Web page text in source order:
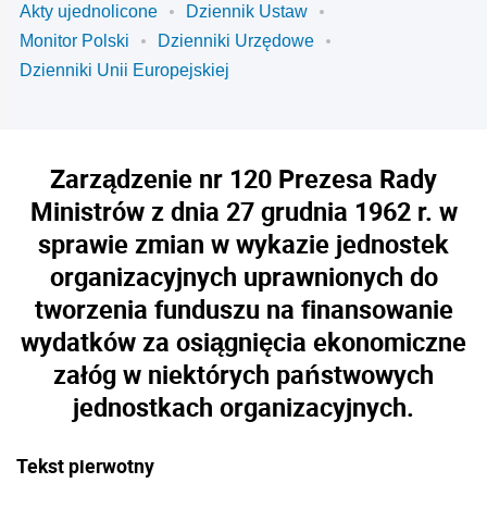
Akty ujednolicone
Dziennik Ustaw
Monitor Polski
Dzienniki Urzędowe
Dzienniki Unii Europejskiej
Zarządzenie nr 120 Prezesa Rady
Ministrów z dnia 27 grudnia 1962 r. w
sprawie zmian w wykazie jednostek
organizacyjnych uprawnionych do
tworzenia funduszu na finansowanie
wydatków za osiągnięcia ekonomiczne
załóg w niektórych państwowych
jednostkach organizacyjnych.
Tekst pierwotny